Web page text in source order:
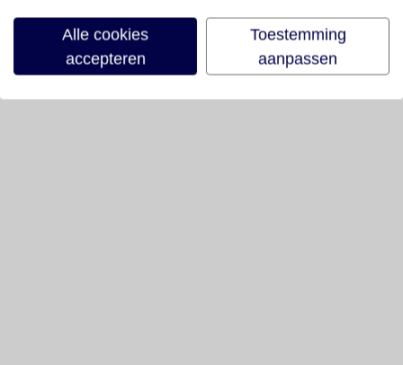
Alle cookies
accepteren
Toestemming
aanpassen